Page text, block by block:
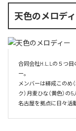
天色のメロデ
合同会社H.L.Lの５つ目
ー。
メンバーは緋成このめ（
ク）月麦ひな（黄色）の5
名古屋を拠点に日々活